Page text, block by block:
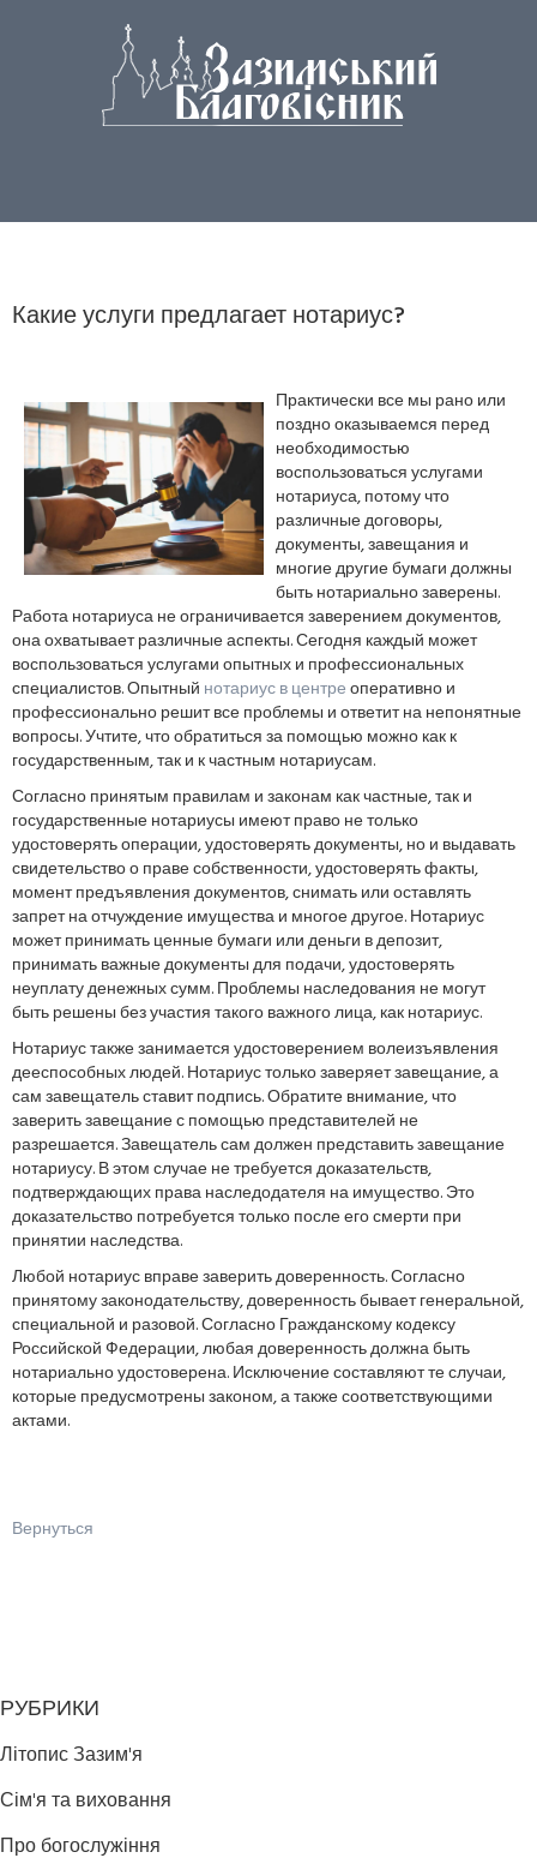
Какие услуги предлагает нотариус?
Практически все мы рано или
поздно оказываемся перед
необходимостью
воспользоваться услугами
нотариуса, потому что
различные договоры,
документы, завещания и
многие другие бумаги должны
быть нотариально заверены.
Работа нотариуса не ограничивается заверением документов,
она охватывает различные аспекты. Сегодня каждый может
воспользоваться услугами опытных и профессиональных
специалистов. Опытный нотариус в центреоперативно и
профессионально решит все проблемы и ответит на непонятные
вопросы. Учтите, что обратиться за помощью можно как к
государственным, так и к частным нотариусам.
Согласно принятым правилам и законам как частные, так и
государственные нотариусы имеют право не только
удостоверять операции, удостоверять документы, но и выдавать
свидетельство о праве собственности, удостоверять факты,
момент предъявления документов, снимать или оставлять
запрет на отчуждение имущества и многое другое. Нотариус
может принимать ценные бумаги или деньги в депозит,
принимать важные документы для подачи, удостоверять
неуплату денежных сумм. Проблемы наследования не могут
быть решены без участия такого важного лица, как нотариус.
Нотариус также занимается удостоверением волеизъявления
дееспособных людей. Нотариус только заверяет завещание, а
сам завещатель ставит подпись. Обратите внимание, что
заверить завещание с помощью представителей не
разрешается. Завещатель сам должен представить завещание
нотариусу. В этом случае не требуется доказательств,
подтверждающих права наследодателя на имущество. Это
доказательство потребуется только после его смерти при
принятии наследства.
Любой нотариус вправе заверить доверенность. Согласно
принятому законодательству, доверенность бывает генеральной,
специальной и разовой. Согласно Гражданскому кодексу
Российской Федерации, любая доверенность должна быть
нотариально удостоверена. Исключение составляют те случаи,
которые предусмотрены законом, а также соответствующими
актами.
Вернуться
РУБРИКИ
Літопис Зазим'я
Сім'я та виховання
Про богослужіння